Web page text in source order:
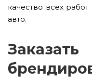
качество всех
авто.
Заказать